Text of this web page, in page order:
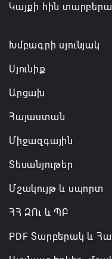
Թուրքիան,
Կայքի հին
Խմբագրի սյունյակ
Սյունիք
Արցախ
Հայաստան
Միջազգային
Տեսանյութեր
Մշակույթ և սպորտ
ՀՀ ԶՈւ և ՊԲ
PDF Տարբերակ և